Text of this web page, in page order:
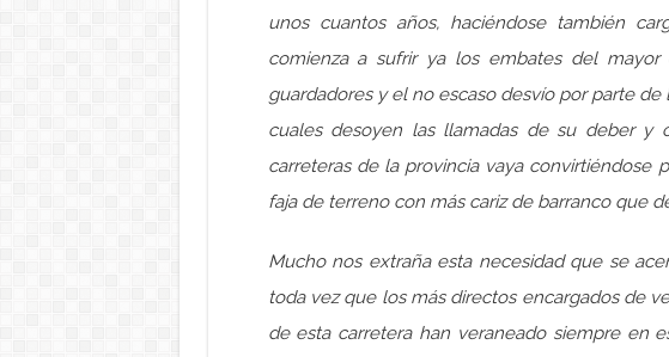
unos cuantos años, haciéndose también
comienza a sufrir ya los embates del
guardadores y el no escaso desvío por parte
cuales desoyen las llamadas de su deber y
carreteras de la provincia vaya convirtiéndose
faja de terreno con más cariz de barranco que
Mucho nos extraña esta necesidad que se
toda vez que los más directos encargados de
de esta carretera han veraneado siempre en